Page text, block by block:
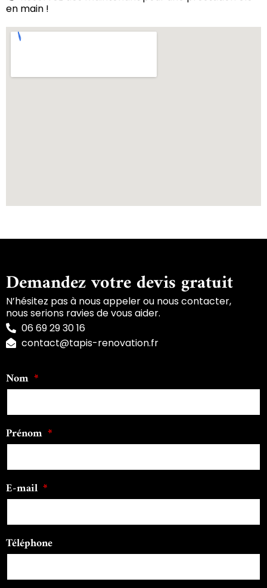
en main !
Demandez votre devis gratuit
N’hésitez pas à nous appeler ou nous contacter,
nous serions ravies de vous aider.
06 69 29 30 16
contact@tapis-renovation.fr
Nom
Prénom
E-mail
Téléphone